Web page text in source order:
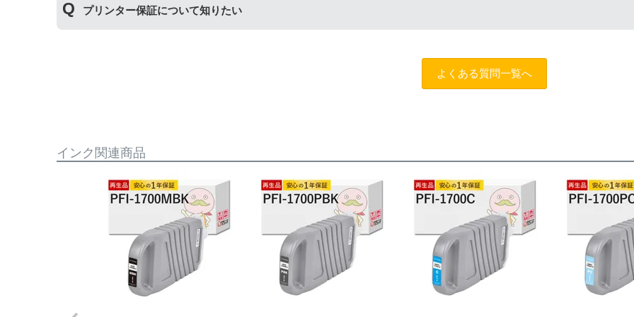
保証期間：ご購入日から１年間
トラブルが発生した際、サポートスタッフにご相談のうえでもトラブルが解決しない場合、商品の交換や全額返品
・商品を返送する前に必ず当店までご連絡をいただきサポートを受けていただくこと
・返品理由が「不要になったから」「注文を間違えた」等お客様都合ではないこと
プリンター保証について知りたい
当店のインクが原因でトラブルが発生し、サポートスタッフにご相談のうえでもトラブルが解決せず、プリンタ
・修理に出される前に、必ず当店へご連絡をいただくこと。
・当店の商品が原因でプリンターが故障したことがわかる書類（修理の明細書など）をご提示いただくこと。
・プリンターの廃インクエラーや廃トナーエラーによるものではないこと。
・メーカーの出張修理を依頼されてないこと。
よくある質問一覧へ
インク関連商品